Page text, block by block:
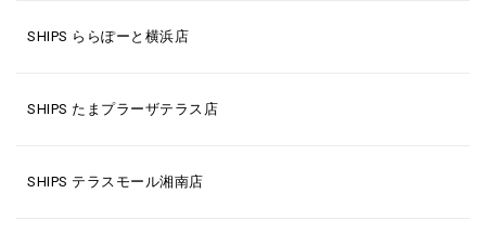
SHIPS ららぽーと横浜店
SHIPS たまプラーザテラス店
SHIPS テラスモール湘南店